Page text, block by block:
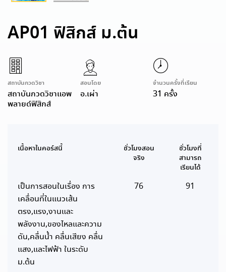
AP01 ฟิสิกส์ ม.ต้น
สถาบันกวดวิชา
สถาบันกวดวิชาแอพ
พลายด์ฟิสิกส์
สอนโดย
อ.เผ่า
จำนวนครั้งที่เรียน
31 ครั้ง
เนื้อหาในคอร์สนี้
ชั่วโมงสอน
จริง
ชั่วโมงที่
สามารถ
เรียนได้
เป็นการสอนในเรื่อง การ
เคลื่อนที่ในแนวเส้น
ตรง,แรง,งานและ
พลังงาน,ของไหลและความ
ดัน,คลื่นน้ำ คลื่นเสียง คลื่น
แสง,และไฟฟ้า ในระดับ
ม.ต้น
76 91